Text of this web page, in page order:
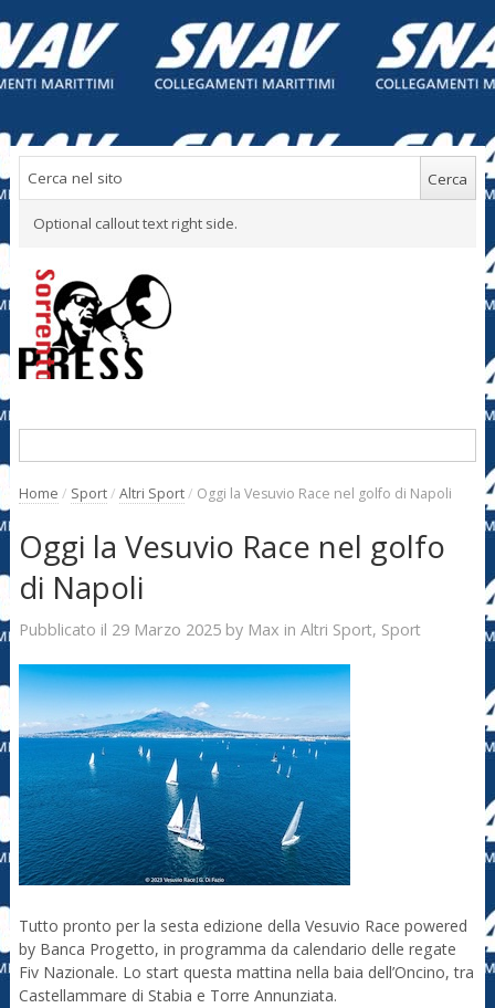
Optional callout text right side.
Home / Sport/ Altri Sport/ Oggi la Vesuvio Race nel golfo di Napoli
Oggi la Vesuvio Race nel golfo
di Napoli
Pubblicato il 29 Marzo 2025by Max in Altri Sport, Sport
Tutto pronto per la sesta edizione della Vesuvio Race powered
by Banca Progetto, in programma da calendario delle regate
Fiv Nazionale. Lo start questa mattina nella baia dell’Oncino, tra
Castellammare di Stabia e Torre Annunziata.